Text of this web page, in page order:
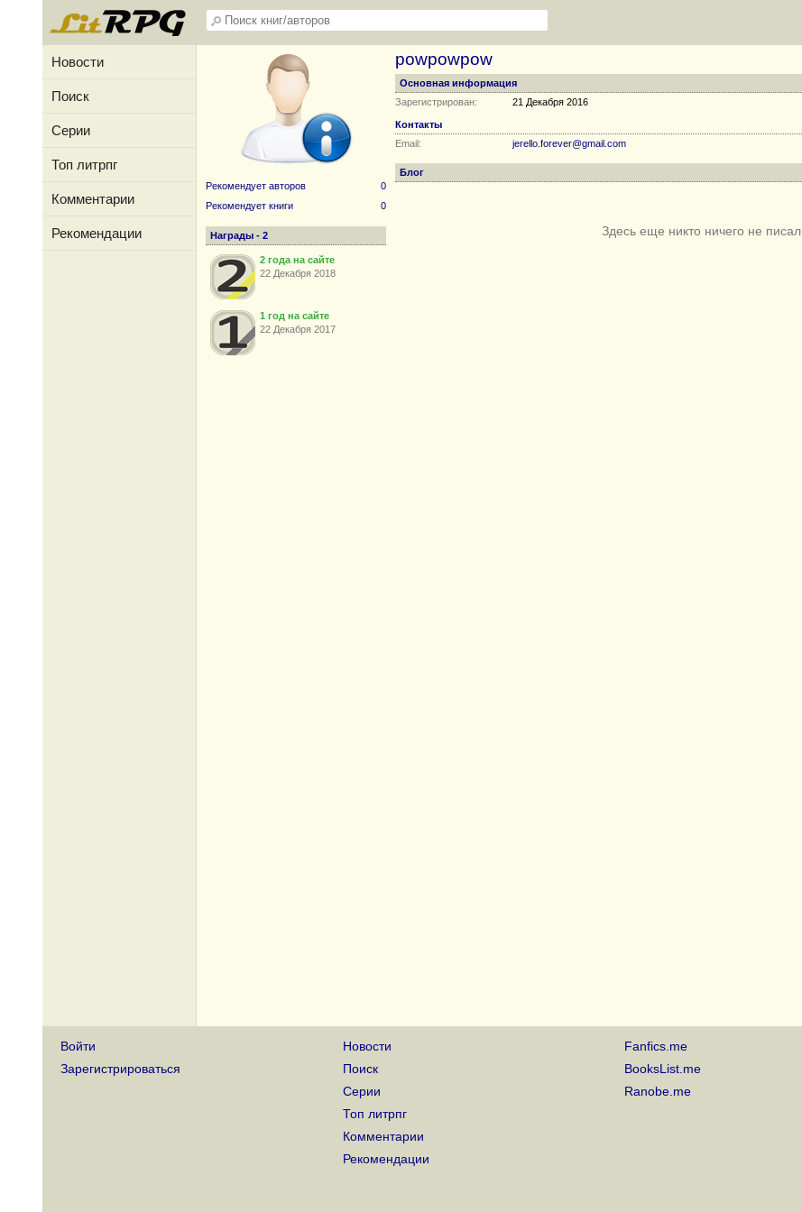
Новости
Поиск
Серии
Топ литрпг
Комментарии
Рекомендации
Рекомендует авторов
0
Рекомендует книги
0
Награды - 2
2 года на сайте
22 Декабря 2018
1 год на сайте
22 Декабря 2017
powpowpow
Основная информация
Зарегистрирован:
21 Декабря 2016
Контакты
Email:
jerello.forever@gmail.com
Блог
Здесь еще никто ничего не писал
Войти
Зарегистрироваться
Новости
Поиск
Серии
Топ литрпг
Комментарии
Рекомендации
Fanfics.me
BooksList.me
Ranobe.me